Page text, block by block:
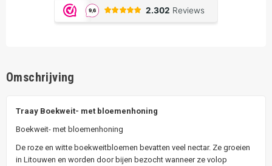
Omschrijving
Traay Boekweit- met bloemenhoning
Boekweit- met bloemenhoning
De roze en witte boekweitbloemen bevatten veel nectar. Ze groeien
in Litouwen en worden door bijen bezocht wanneer ze volop